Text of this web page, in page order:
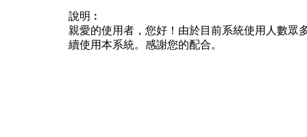
說明︰
親愛的使用者，您好！由於目前系統使用人數眾
續使用本系統。感謝您的配合。